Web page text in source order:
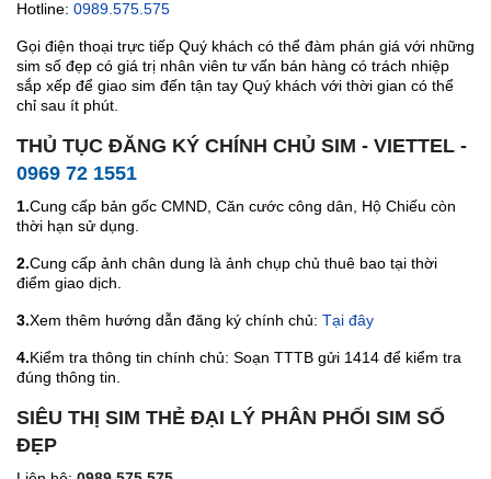
Hotline: 0989.575.575
Gọi điện thoại trực tiếp Quý khách có thể đàm phán giá với những
sim số đẹp có giá trị nhân viên tư vấn bán hàng có trách nhiệp
sắp xếp để giao sim đến tận tay Quý khách với thời gian có thể
chỉ sau ít phút.
THỦ TỤC ĐĂNG KÝ CHÍNH CHỦ SIM - VIETTEL -
0969 72 1551
1.Cung cấp bản gốc CMND, Căn cước công dân, Hộ Chiếu còn
thời hạn sử dụng.
2.Cung cấp ảnh chân dung là ảnh chụp chủ thuê bao tại thời
điểm giao dịch.
3.Xem thêm hướng dẫn đăng ký chính chủ: Tại đây
4.Kiểm tra thông tin chính chủ: Soạn TTTB gửi 1414 để kiểm tra
đúng thông tin.
SIÊU THỊ SIM THẺ ĐẠI LÝ PHÂN PHỐI SIM SỐ
ĐẸP